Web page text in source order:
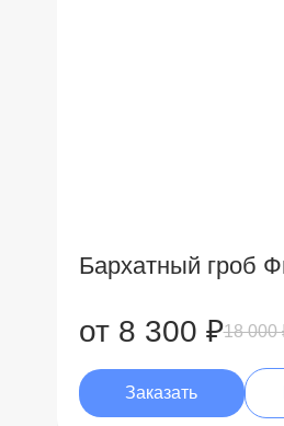
Бархатный гроб
от 8 300 ₽18 000
Заказать